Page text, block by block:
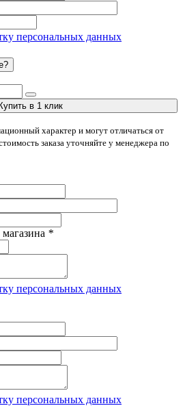
персональных данных
Купить в 1 клик
характер и могут отличаться от
заказа уточняйте у менеджера по
*
персональных данных
персональных данных